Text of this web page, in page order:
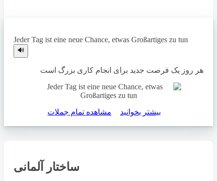
Jeder Tag ist eine neue Chance, etwas Großartiges zu tun
🔊
هر روز یک فرصت جدید برای انجام کاری بزرگ است
بیشتر بخوانید مشاهده تمام جملات
ساختار آلمانی